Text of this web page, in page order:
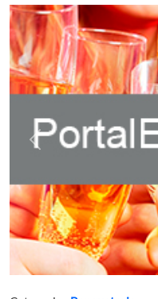
Previous